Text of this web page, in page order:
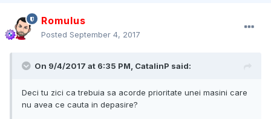
Romulus
Posted September 4, 2017
On 9/4/2017 at 6:35 PM, CatalinP said:
Deci tu zici ca trebuia sa acorde prioritate unei masini care
nu avea ce cauta in depasire?